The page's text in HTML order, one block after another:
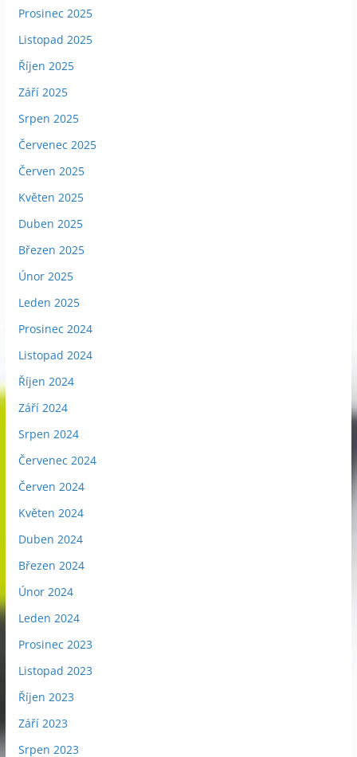
Prosinec 2025
Listopad 2025
Říjen 2025
Září 2025
Srpen 2025
Červenec 2025
Červen 2025
Květen 2025
Duben 2025
Březen 2025
Únor 2025
Leden 2025
Prosinec 2024
Listopad 2024
Říjen 2024
Září 2024
Srpen 2024
Červenec 2024
Červen 2024
Květen 2024
Duben 2024
Březen 2024
Únor 2024
Leden 2024
Prosinec 2023
Listopad 2023
Říjen 2023
Září 2023
Srpen 2023